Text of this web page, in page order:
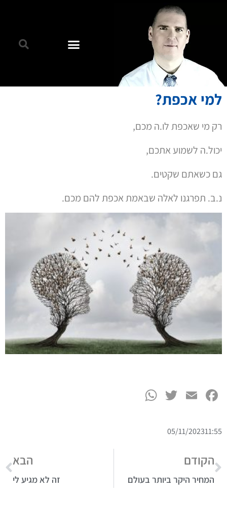
למי אכפת?
רק מי שאכפת לו.ה מכם,
יכול.ה לשמוע אתכם,
גם כשאתם שקטים.
נ.ב. תפרגנו לאלה שבאמת אכפת להם מכם.
Facebook
Email
Twitter
11:55
05/11/2023
הקודם
המחיר היקר ביותר בעולם
הבא
זה לא מגיע לי